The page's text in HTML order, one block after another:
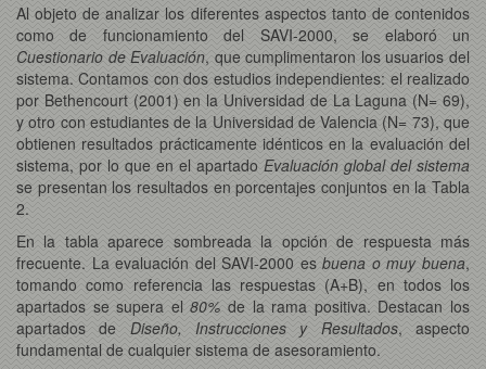
Al objeto de analizar los diferentes aspectos tanto de contenidos
como de funcionamiento del SAVI-2000, se elaboró un
Cuestionario de Evaluación, que cumplimentaron los usuarios del
sistema. Contamos con dos estudios independientes: el realizado
por Bethencourt (2001) en la Universidad de La Laguna (N= 69),
y otro con estudiantes de la Universidad de Valencia (N= 73), que
obtienen resultados prácticamente idénticos en la evaluación del
sistema, por lo que en el apartado Evaluación global del sistema
se presentan los resultados en porcentajes conjuntos en la Tabla
2.
En la tabla aparece sombreada la opción de respuesta más
frecuente. La evaluación del SAVI-2000 esbuena o muy buena,
tomando como referencia las respuestas (A+B), en todos los
apartados se supera el80% de la rama positiva. Destacan los
apartados de Diseño, Instrucciones y Resultados, aspecto
fundamental de cualquier sistema de asesoramiento.